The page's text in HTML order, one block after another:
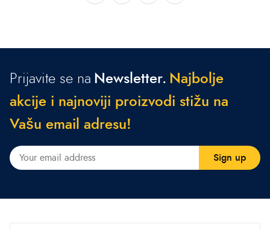
Prijavite se na Newsletter. Naj bo je
a kcije i najnoviji proizvod i stižu na
Vašu emai ad resu!